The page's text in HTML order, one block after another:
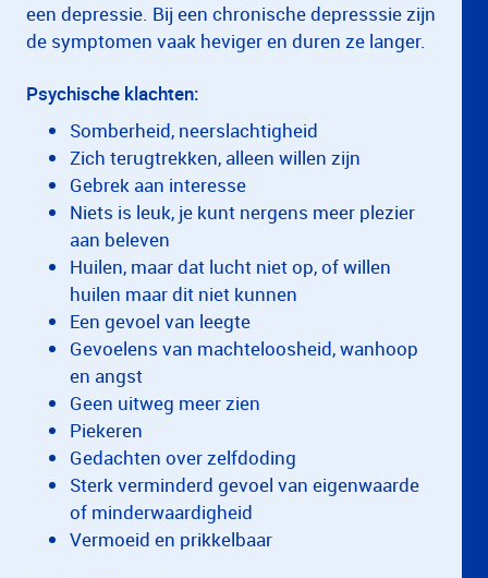
een depressie. Bij een chronische depresssie zijn
de symptomen vaak heviger en duren ze langer.
Psychische klachten:
Somberheid, neerslachtigheid
Zich terugtrekken, alleen willen zijn
Gebrek aan interesse
Niets is leuk, je kunt nergens meer plezier
aan beleven
Huilen, maar dat lucht niet op, of willen
huilen maar dit niet kunnen
Een gevoel van leegte
Gevoelens van machteloosheid, wanhoop
en angst
Geen uitweg meer zien
Piekeren
Gedachten over zelfdoding
Sterk verminderd gevoel van eigenwaarde
of minderwaardigheid
Vermoeid en prikkelbaar